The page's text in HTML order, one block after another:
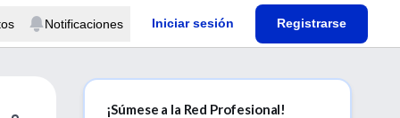
Notificaciones Iniciar sesión Registrarse
¡Súmese a la Red Profesional!